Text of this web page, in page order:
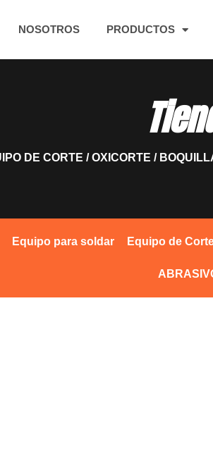
NOSOTROS PRODUCTOS
DE CORTE /OXICORTE /
Equipo para soldar Equipo de